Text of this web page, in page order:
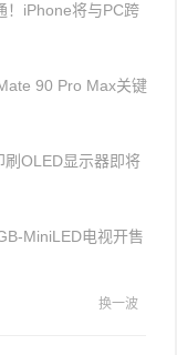
！iPhone将与PC跨
90 Pro Max关键
OLED显示器即将
MiniLED电视开售
换一波